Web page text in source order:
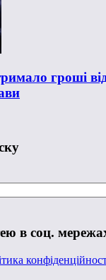
гроші
в соц.